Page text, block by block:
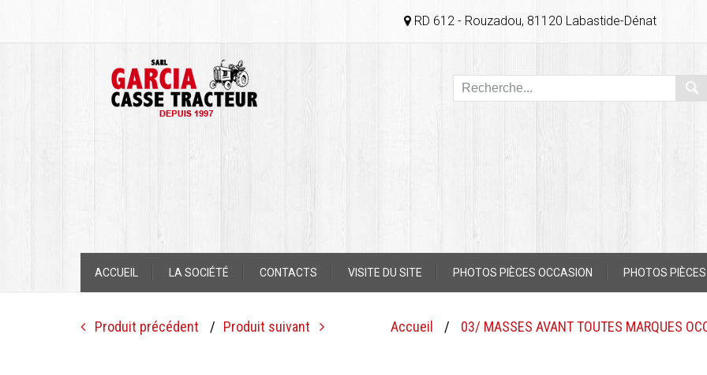
RD 612 - Rouzadou, 81120 Labastide-Dénat
ACCUEIL LA SOCIÉTÉ CONTACTS VISITE DU SITE PHOTOS PIÈCES OCCASION PHOTOS
Post
Produit précédent Produit suivant Accueil / 03/ MASSES AVANT TOUTES MARQUES